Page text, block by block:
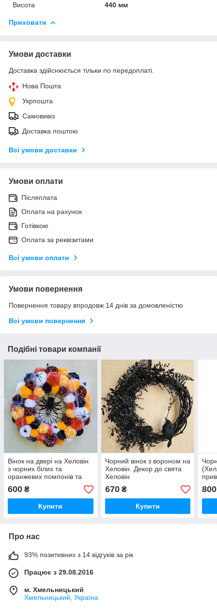
Висота
440 мм
Приховати
Умови доставки
Доставка здійснюється тільки по передоплаті.
Нова Пошта
Укрпошта
Самовивіз
Доставка поштою
Всі умови доставки
Умови оплати
Післяплата
Оплата на рахунок
Готівкою
Оплата за реквізитами
Всі умови оплати
Умови повернення
Повернення товару впродовж 14 днів за домовленістю
Всі умови повернення
Подібні товари компанії
Вінок на двері на Хеловін
з чорних білих та
оранжевих помпонів та
павуком на павутинні
600 ₴
Купити
Чорний вінок з вороном на
Хеловін. Декор до свята
Хеловін
670₴
Купити
см
800
Про нас
93% позитивних з 14 відгуків за рік
Працює з 29.08.2016
м. Хмельницький
Хмельницький, Україна